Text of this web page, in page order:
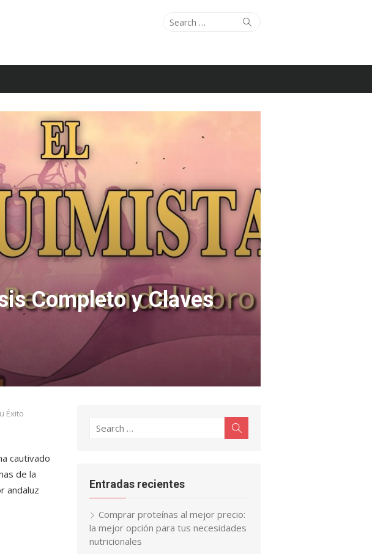
Search
Search
Completo y Claves
Éxito
cautivado
de la
andaluz
Search
Entradas recientes
Comprar proteínas al mejor precio:
la mejor opción para tus necesidades
nutricionales